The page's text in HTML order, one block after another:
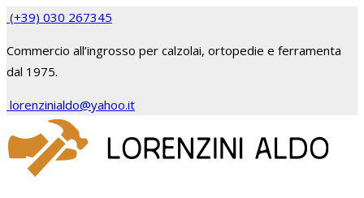
(+39) 030 267345
Commercio all’ingrosso per calzolai, ortopedie e ferramenta
dal 1975.
lorenzinialdo@yahoo.it